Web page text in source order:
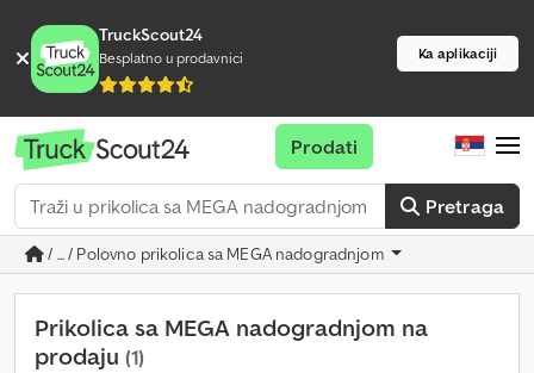
TruckScout24
Besplatno u prodavnici Ka aplikaciji
Pretraga
Prodati
/ ... / Polovno prikolica sa MEGA nadogradnjom
Prikolica sa MEGA nadogradnjom na
prodaju (1)